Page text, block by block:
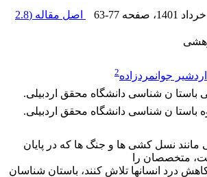
1401 ، صفحه 63-77 اصل مقاله (2.8
اردشیر جوانمردزاده2
باستا ن شناسی دانشگاه محقق اردبیلی.
باستا ن شناسی دانشگاه محقق اردبیلی.
نسل کشی ها و جنگ ها که در پایان
متخصصان را
درد انسانها تلاش کنند، باستان شناسان